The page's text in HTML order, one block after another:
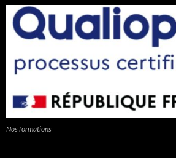
Nos formations